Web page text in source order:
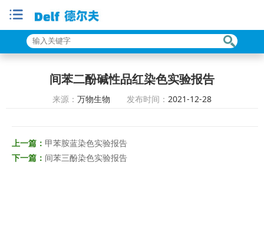
间苯二酚碱性品红染色实验报告
来源： 万物生物 发布时间： 2021-12-28
上一篇： 甲苯胺蓝染色实验报告
下一篇： 间苯三酚染色实验报告